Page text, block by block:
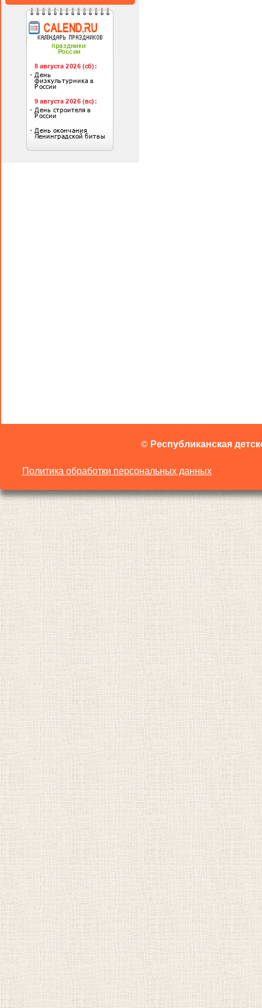
© Республиканская
Политика обработки персональных данных